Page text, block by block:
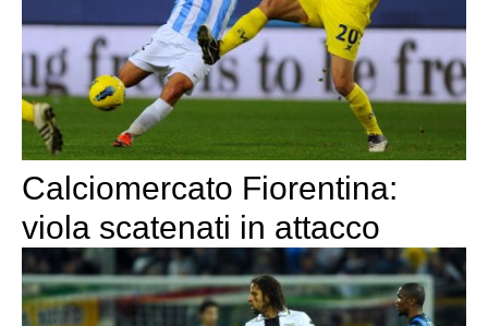
Calciomercato Fiorentina:
viola scatenati in attacco